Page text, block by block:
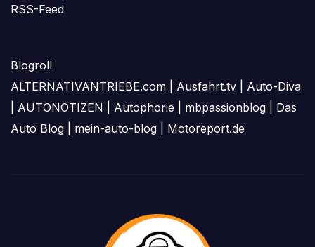
RSS-Feed
Blogroll
ALTERNATIVANTRIEBE.com
Ausfahrt.tv
Auto-Diva
AUTONOTIZEN Autophorie mbpassionblog
Das
Auto Blog
mein-auto-blog Motoreport.de